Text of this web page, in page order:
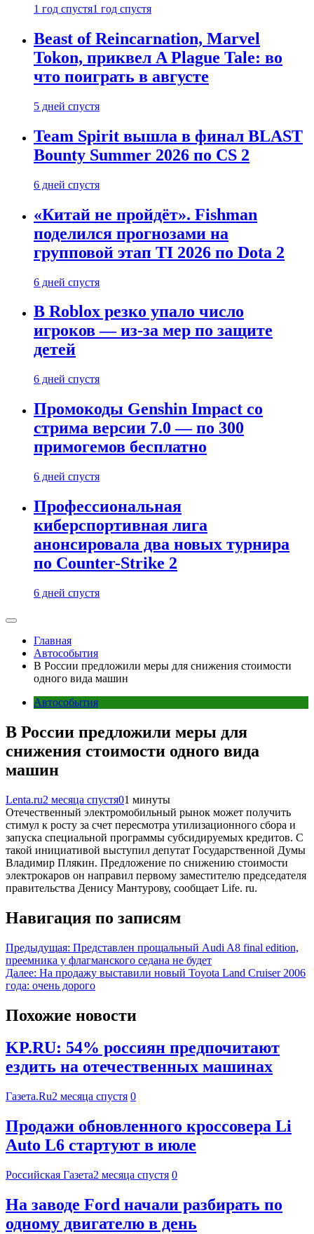
1 год спустя1 год спустя
Beast of Reincarnation, Marvel
Tokon, приквел A Plague Tale: во
что поиграть в августе
5 дней спустя
Team Spirit вышла в финал BLAST
Bounty Summer 2026 по CS 2
6 дней спустя
«Китай не пройдёт». Fishman
поделился прогнозами на
групповой этап TI 2026 по Dota 2
6 дней спустя
В Roblox резко упало число
игроков — из-за мер по защите
детей
6 дней спустя
Промокоды Genshin Impact со
стрима версии 7.0 — по 300
примогемов бесплатно
6 дней спустя
Профессиональная
киберспортивная лига
анонсировала два новых турнира
по Counter-Strike 2
6 дней спустя
Главная
Автособытия
В России предложили меры для снижения стоимости
одного вида машин
Автособытия
В России предложили меры для
снижения стоимости одного вида
машин
Lenta.ru2 месяца спустя01 минуты
Отечественный электромобильный рынок может получить
стимул к росту за счет пересмотра утилизационного сбора и
запуска специальной программы субсидируемых кредитов. С
такой инициативой выступил депутат Государственной Думы
Владимир Плякин. Предложение по снижению стоимости
электрокаров он направил первому заместителю председателя
правительства Денису Мантурову, сообщает Life. ru.
Навигация по записям
Предыдущая: Представлен прощальный Audi A8 final edition,
преемника у флагманского седана не будет
Далее: На продажу выставили новый Toyota Land Cruiser 2006
года: очень дорого
Похожие новости
KP.RU: 54% россиян предпочитают
ездить на отечественных машинах
Газета.Ru2 месяца спустя 0
Продажи обновленного кроссовера Li
Auto L6 стартуют в июле
Российская Газета2 месяца спустя 0
На заводе Ford начали разбирать по
одному двигателю в день